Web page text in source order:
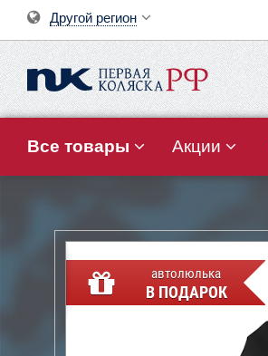
Другой регион
Все товары Акции
автолюлька
В ПОДАРОК